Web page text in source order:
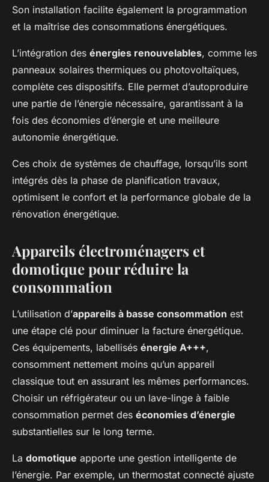
Son installation facilite également la programmation
et la maîtrise des consommations énergétiques.
L’intégration des énergies renouvelables, comme les
panneaux solaires thermiques ou photovoltaïques,
complète ces dispositifs. Elle permet d’autoproduire
une partie de l’énergie nécessaire, garantissant à la
fois des économies d’énergie et une meilleure
autonomie énergétique.
Ces choix de systèmes de chauffage, lorsqu’ils sont
intégrés dès la phase de planification travaux,
optimisent le confort et la performance globale de la
rénovation énergétique.
Appareils électroménagers et
domotique pour réduire la
consommation
L’utilisation d’appareils à basse consommation est
une étape clé pour diminuer la facture énergétique.
Ces équipements, labellisés énergie A+++,
consomment nettement moins qu’un appareil
classique tout en assurant les mêmes performances.
Choisir un réfrigérateur ou un lave-linge à faible
consommation permet des économies d’énergie
substantielles sur le long terme.
La domotique apporte une gestion intelligente de
l’énergie. Par exemple, un thermostat connecté ajuste